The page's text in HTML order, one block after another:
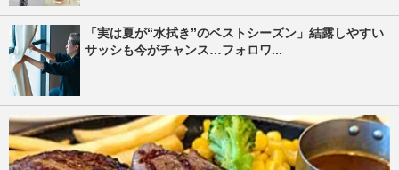
「実は夏が“水拭き”のベストシーズン」結露しやすい
サッシも今がチャンス…フォロワ...